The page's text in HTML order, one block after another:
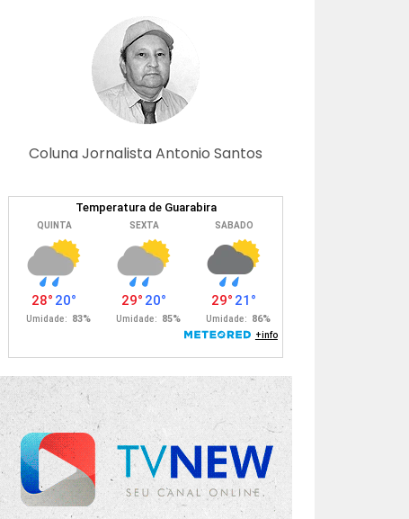
Coluna Jornalista Antonio Santos